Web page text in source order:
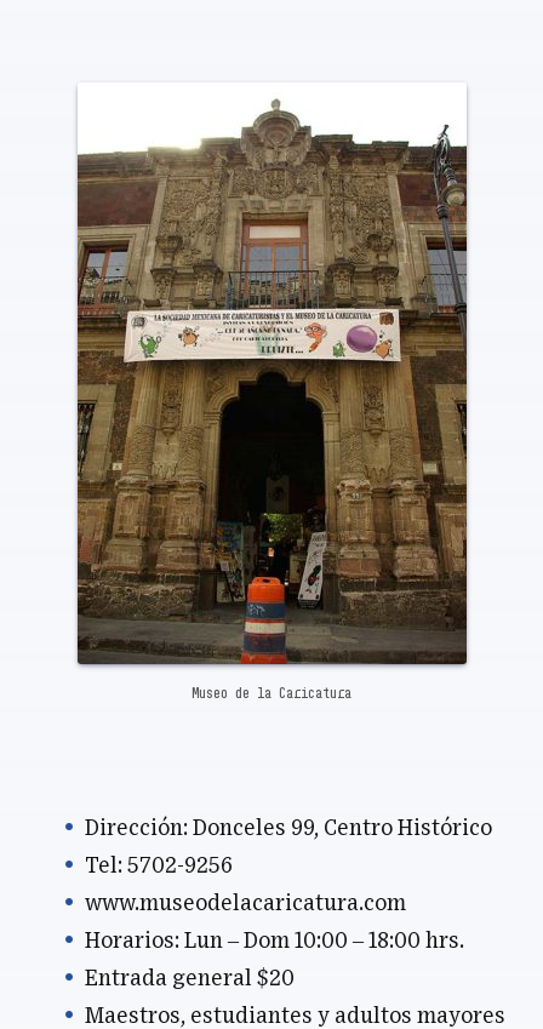
Museo de la Caricatura
Dirección: Donceles 99, Centro Histórico
Tel: 5702-9256
www.museodelacaricatura.com
Horarios: Lun – Dom 10:00 – 18:00 hrs.
Entrada general $20
Maestros, estudiantes y adultos mayores